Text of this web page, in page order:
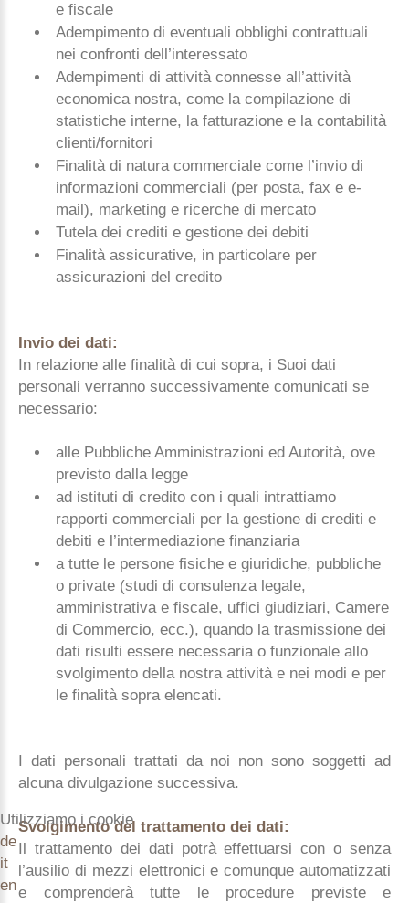
e fiscale
Adempimento di eventuali obblighi contrattuali
nei confronti dell’interessato
Adempimenti di attività connesse all’attività
economica nostra, come la compilazione di
statistiche interne, la fatturazione e la contabilità
clienti/fornitori
Finalità di natura commerciale come l’invio di
informazioni commerciali (per posta, fax e e-
mail), marketing e ricerche di mercato
Tutela dei crediti e gestione dei debiti
Finalità assicurative, in particolare per
assicurazioni del credito
Invio dei dati:
In relazione alle finalità di cui sopra, i Suoi dati
personali verranno successivamente comunicati se
necessario:
alle Pubbliche Amministrazioni ed Autorità, ove
previsto dalla legge
ad istituti di credito con i quali intrattiamo
rapporti commerciali per la gestione di crediti e
debiti e l’intermediazione finanziaria
a tutte le persone fisiche e giuridiche, pubbliche
o private (studi di consulenza legale,
amministrativa e fiscale, uffici giudiziari, Camere
di Commercio, ecc.), quando la trasmissione dei
dati risulti essere necessaria o funzionale allo
svolgimento della nostra attività e nei modi e per
le finalità sopra elencati.
I dati personali trattati da noi non sono soggetti ad
alcuna divulgazione successiva.
Svolgimento del trattamento dei dati:
Il trattamento dei dati potrà effettuarsi con o senza
l’ausilio di mezzi elettronici e comunque automatizzati
e comprenderà tutte le procedure previste e
Utilizziamo i cookie
de
it
en